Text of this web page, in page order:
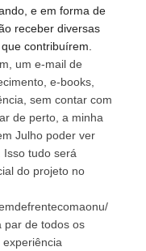
e em forma de
receber diversas
contribuírem.
um e-mail de
e-books,
sem contar com
de perto, a minha
Julho poder ver
tudo será
do projeto no
par de todos os